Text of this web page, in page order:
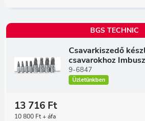
BGS TECHNIC
Csavarkiszedő
csavarokhoz
9-6847
Üzletünkben
13 716 Ft
10 800 Ft + áfa